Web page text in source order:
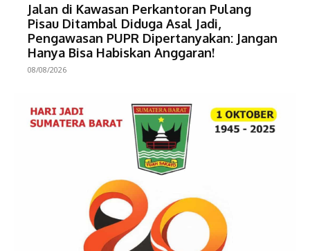
Jalan di Kawasan Perkantoran Pulang
Pisau Ditambal Diduga Asal Jadi,
Pengawasan PUPR Dipertanyakan: Jangan
Hanya Bisa Habiskan Anggaran!
08/08/2026